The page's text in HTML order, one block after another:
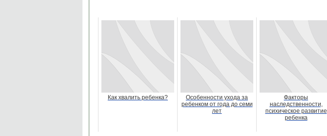
Как хвалить ребенка?
Особенности ухода за
ребенком от года до семи
лет
Факторы
наследственности,
психическое развитие
ребенка